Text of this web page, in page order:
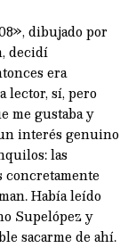
dibujado por
decidí
era
lector, sí, pero
me gustaba y
interés genuino
las
concretamente
Había leído
Supelópez y
sacarme de ahí.